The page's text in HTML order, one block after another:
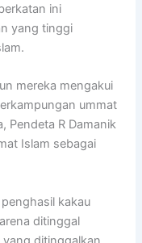
ini
yang tinggi
mereka mengakui
ummat
Pendeta R Damanik
Islam sebagai
kakau
ditinggal